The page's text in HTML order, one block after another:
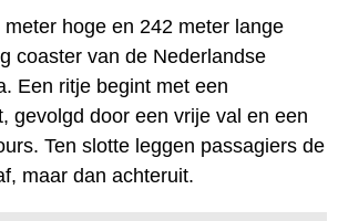
hoge en 242 meter lange
coaster van de Nederlandse
Een ritje begint met een
gevolgd door een vrije val en een
Ten slotte leggen passagiers de
maar dan achteruit.